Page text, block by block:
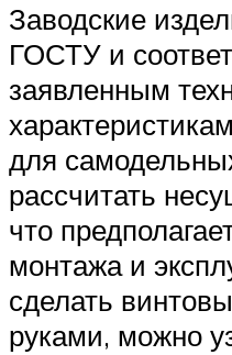
Заводские
ГОСТУ и
заявленным
для
рассчитать
что
монтажа и
сделать
руками, можно